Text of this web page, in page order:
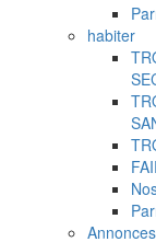
habiter